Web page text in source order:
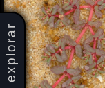
explorar